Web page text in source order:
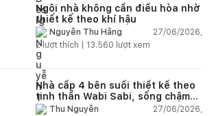
Ngôi nhà không cần điều hòa nhờ
thiết kế theo khí hậu
Nguyễn Thu Hằng
27/06/2026,
2lượt thích | 13.560 lượt xem
Nhà cấp 4 bên suối thiết kế theo
tinh thần Wabi Sabi, sống chậm
giữa thiên nhiên
Thu Nguyễn
27/06/2026,